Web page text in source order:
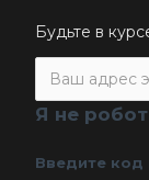
Будьте в
Я не робот
Введите код